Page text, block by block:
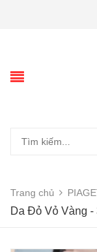
Trang chủ
Da Đỏ Vỏ Vàng -